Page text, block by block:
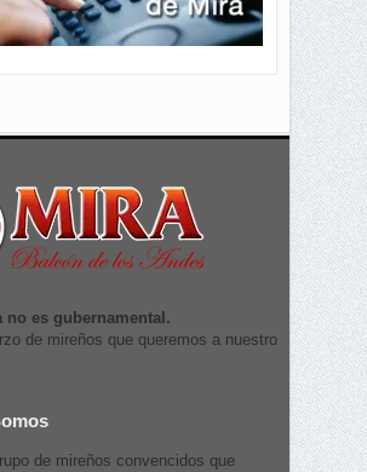
no es gubernamental.
de mireños que queremos a nuestro
de mireños convencidos que